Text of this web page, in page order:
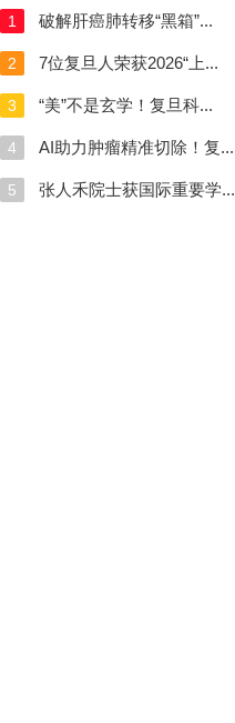
1 破解肝癌肺转移“黑箱”...
2 7位复旦人荣获2026“上...
3 “美”不是玄学！复旦科...
4 AI助力肿瘤精准切除！复...
5 张人禾院士获国际重要学...